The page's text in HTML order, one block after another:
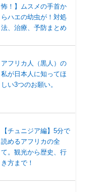
怖！】ムスメの手首か
らハエの幼虫が！対処
法、治療、予防まとめ
アフリカ人（黒人）の
私が日本人に知ってほ
しい3つのお願い。
【チュニジア編】5分で
読めるアフリカの全
て。観光から歴史、行
き方まで！